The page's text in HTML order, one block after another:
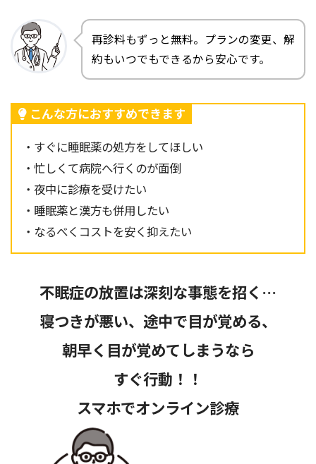
再診料もずっと無料。プランの変更、解
約もいつでもできるから安心です。
こんな方におすすめできます
・すぐに睡眠薬の処方をしてほしい
・忙しくて病院へ行くのが面倒
・夜中に診療を受けたい
・睡眠薬と漢方も併用したい
・なるべくコストを安く抑えたい
不眠症の放置は深刻な事態を招く…
寝つきが悪い、途中で目が覚める、
朝早く目が覚めてしまうなら
すぐ行動！！
スマホでオンライン診療